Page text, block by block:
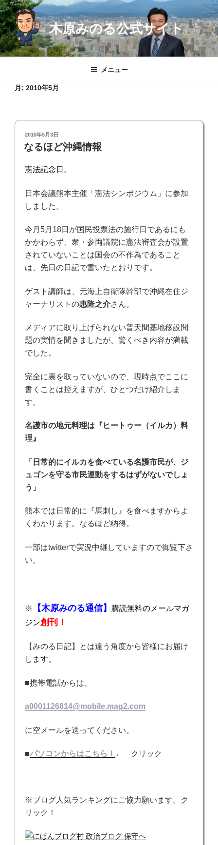
コ
ン
テ
ン
ツ
木原みのる公式サイト
メニュー
月: 2010年5月
投
稿
日:
2010年5月3日
なるほど沖縄情報
憲法記念日。
日本会議熊本主催「憲法シンポジウム」に参加
しました。
今月5月18日が国民投票法の施行日であるにも
かかわらず、衆・参両議院に憲法審査会が設置
されていないことは国会の不作為であること
は、先日の日記で書いたとおりです。
ゲスト講師は、元海上自衛隊幹部で沖縄在住ジ
ャーナリストの惠隆之介さん。
メディアに取り上げられない普天間基地移設問
題の実情を聞きましたが、驚くべき内容が満載
でした。
完全に裏を取っていないので、現時点でここに
書くことは控えますが、 ひとつだけ紹介しま
す。
名護市の地元料理は『ヒートゥー（イルカ）料
理』
「日常的にイルカを食べている名護市民が、ジ
ュゴンを守る市民運動をするはずがないでしょ
う」
熊本では日常的に『馬刺し』を食べますからよ
くわかります。なるほど納得。
一部はtwitterで実況中継していますので御覧下さ
い。
※ 【木原みのる通信】
購読無料のメールマガ
ジン創刊！
【みのる日記】とは違う角度から皆様にお届け
します。
■携帯電話からは、
a0001126814@mobile.mag2.com
に空メールを送ってください。
■パソコンからはこちら！ ← クリック
※ブログ人気ランキングにご協力願います。ク
リック！